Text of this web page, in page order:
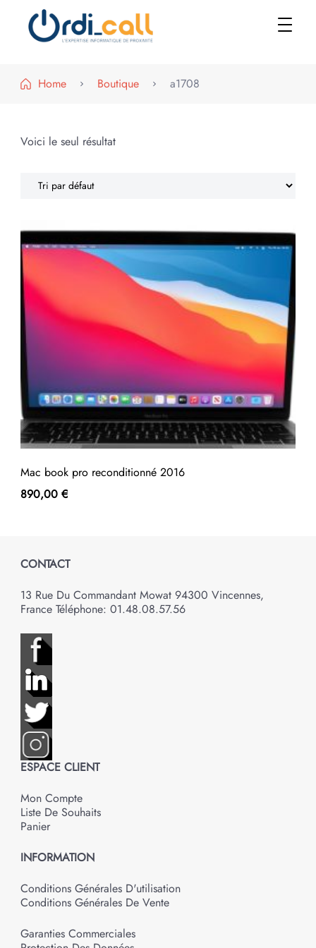
Home
Boutique a1708
Voici le seul résultat
Mac book pro reconditionné 2016
890,00 €
CONTACT
13 Rue Du Commandant Mowat 94300 Vincennes,
France Téléphone: 01.48.08.57.56
ESPACE CLIENT
Mon Compte
Liste De Souhaits
Panier
INFORMATION
Conditions Générales D'utilisation
Conditions Générales De Vente
Garanties Commerciales